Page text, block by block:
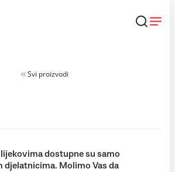
Svi proizvodi
lijekovima dostupne su samo
djelatnicima. Molimo Vas da